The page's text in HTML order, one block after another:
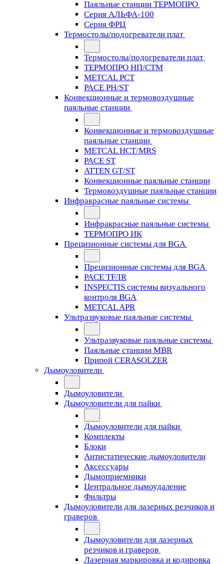
Паяльные станции ТЕРМОПРО
Серия АЛЬФА-100
Серия ФРЦ
Термостолы/подогреватели плат
Термостолы/подогреватели плат
ТЕРМОПРО НП/СТМ
METCAL PCT
PACE PH/ST
Конвекционные и термовоздушные
паяльные станции
Конвекционные и термовоздушные
паяльные станции
METCAL HCT/MRS
PACE ST
ATTEN GT/ST
Конвекционные паяльные станции
Термовоздушные паяльные станции
Инфракрасные паяльные системы
Инфракрасные паяльные системы
ТЕРМОПРО ИК
Прецизионные системы для BGA
Прецизионные системы для BGA
PACE TF/IR
INSPECTIS системы визуального
контроля BGA
METCAL APR
Ультразвуковые паяльные системы
Ультразвуковые паяльные системы
Паяльные станции MBR
Припой CERASOLZER
Дымоуловители
Дымоуловители
Дымоуловители для пайки
Дымоуловители для пайки
Комплекты
Блоки
Антистатические дымоуловители
Аксессуары
Дымоприемники
Центральное дымоудаление
Фильтры
Дымоуловители для лазерных резчиков и
граверов
Дымоуловители для лазерных
резчиков и граверов
Лазерная маркировка и кодировка